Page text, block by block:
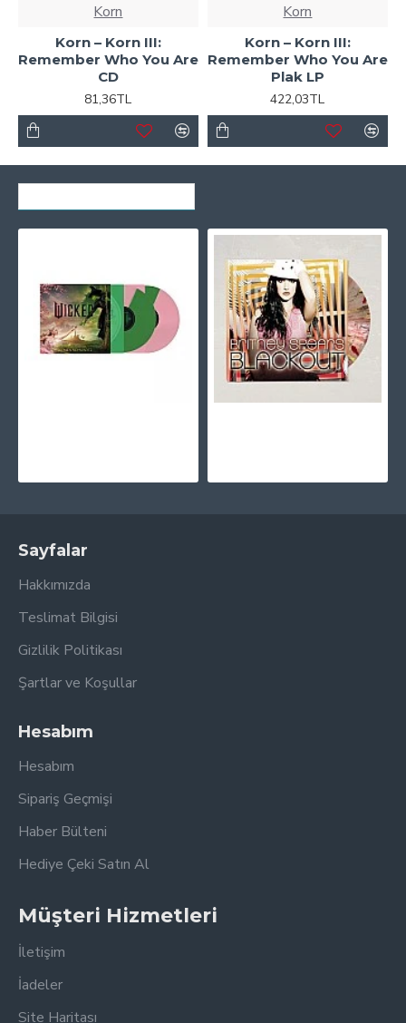
Korn
Korn ‎– Korn III:
Remember Who You Are
CD
81,36TL
Korn
Korn – Korn III:
Remember Who You Are
Plak LP
422,03TL
Sayfalar
Hakkımızda
Teslimat Bilgisi
Gizlilik Politikası
Şartlar ve Koşullar
Hesabım
Hesabım
Sipariş Geçmişi
Haber Bülteni
Hediye Çeki Satın Al
Müşteri Hizmetleri
İletişim
İadeler
Site Haritası